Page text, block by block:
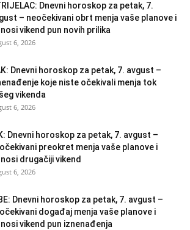
Dnevni horoskop za petak, 7.
– neočekivani obrt menja vaše planove i
vikend pun novih prilika
6, 2026
Dnevni horoskop za petak, 7. avgust –
koje niste očekivali menja tok
vikenda
6, 2026
Dnevni horoskop za petak, 7. avgust –
preokret menja vaše planove i
drugačiji vikend
6, 2026
Dnevni horoskop za petak, 7. avgust –
događaj menja vaše planove i
vikend pun iznenađenja